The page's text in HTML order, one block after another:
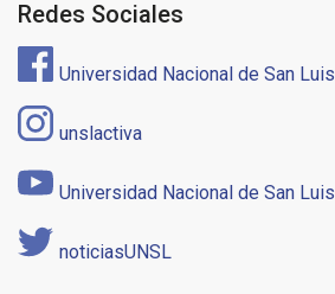
Redes Sociales
Universidad Nacional de San Luis
unslactiva
Universidad Nacional de San Luis
noticiasUNSL